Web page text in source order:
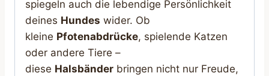
spiegeln auch die lebendige Persönlichkeit
deines Hundes wider. Ob
kleine Pfotenabdrücke, spielende Katzen
oder andere Tiere –
diese Halsbänder bringen nicht nur Freude,